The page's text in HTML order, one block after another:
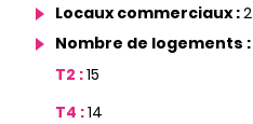
Locaux commerciaux :2
Nombre de logements :
T2 :15
T4 :14